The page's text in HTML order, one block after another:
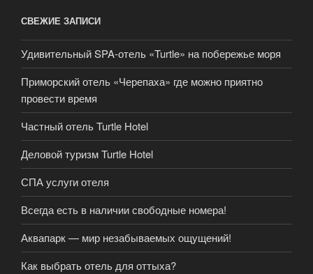
СВЕЖИЕ ЗАПИСИ
Удивительный SPA-отель «Turtle» на побережье моря
Приморский отель «Черепаха» где можно приятно
провести время
Частный отель Turtle Hotel
Деловой туризм Turtle Hotel
СПА услуги отеля
Всегда есть в наличии свободные номера!
Аквапарк — мир незабываемых ощущений!
Как выбрать отель для оттыха?